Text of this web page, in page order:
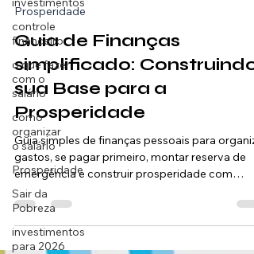
controle
financeiro
o que fazer
com o
salário
como
organizar
o salário
Prosperidade
Sair da
Pobreza
investimentos
para 2026
30 de nov. de 2025
Prosperidade
Guia de Finanças
simplificado: Construindo
sua Base para a
Prosperidade
Guia simples de finanças pessoais para
gastos, se pagar primeiro, montar reserva de
emergência e construir prosperidade com
segurança.